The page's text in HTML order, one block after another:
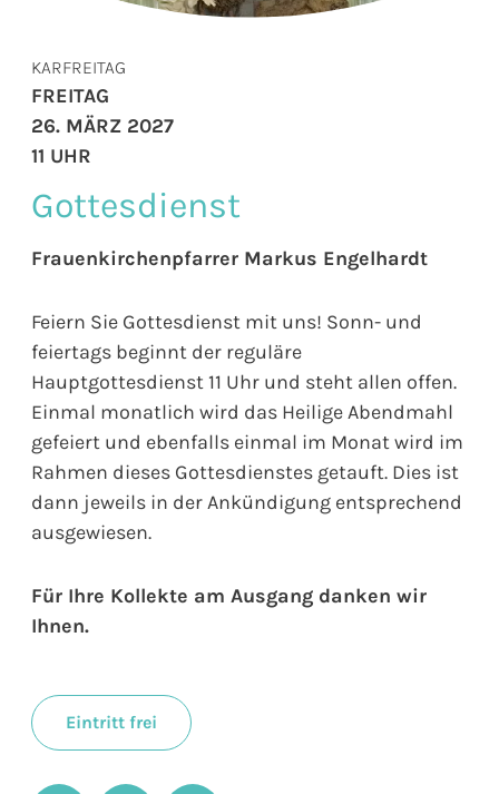
Gottesdienst
Frauenkirchenpfarrer Markus Engelhardt
Feiern Sie Gottesdienst mit uns! Sonn- und
feiertags beginnt der reguläre
Hauptgottesdienst 11 Uhr und steht allen offen.
Einmal monatlich wird das Heilige Abendmahl
gefeiert und ebenfalls einmal im Monat wird im
Rahmen dieses Gottesdienstes getauft. Dies ist
dann jeweils in der Ankündigung entsprechend
ausgewiesen.
Für Ihre Kollekte am Ausgang danken wir
Ihnen.
Eintritt frei
KARFREITAG
FREITAG
26. MÄRZ 2027
11 UHR